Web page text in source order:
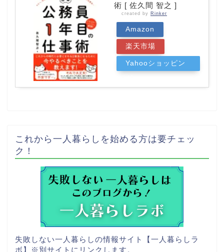
術 [ 佐久間 智之 ]
created by Rinker
Amazon
楽天市場
Yahooショッピン
これから一人暮らしを始める方は要チェッ
ク！
失敗しない一人暮らしの情報サイト【一人暮らしラ
ボ】
※別サイトにリンクします。